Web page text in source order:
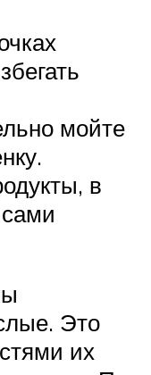
мойте
в
Это
их